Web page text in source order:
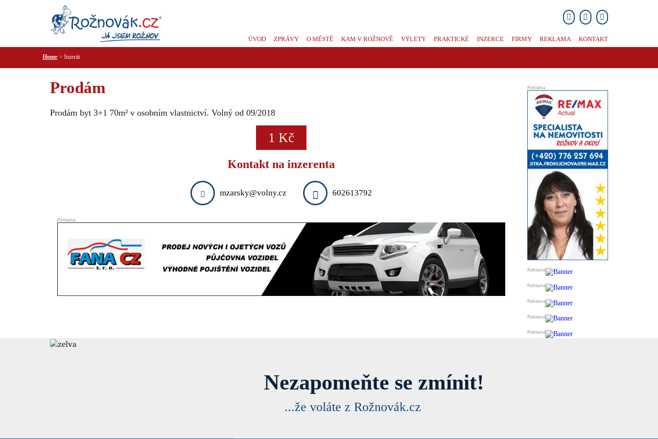
ÚVOD ZPRÁVY O MĚSTĚ KAM V ROŽNOVĚ VÝLETY PRAKTICKÉ INZERCE FIRMY REKLAMA KONTAKT
Home Inzerát
Prodám
Prodám byt 3+1 70m² v osobním vlastnictví. Volný od 09/2018
1 Kč
Kontakt na inzerenta
mzarsky@volny.cz 602613792
Nezapomeňte se zmínit!
...že voláte z Rožnovák.cz